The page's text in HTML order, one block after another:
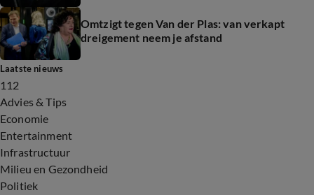
Omtzigt tegen Van der Plas: van verkapt
dreigement neem je afstand
Laatste nieuws
112
Advies & Tips
Economie
Entertainment
Infrastructuur
Milieu en Gezondheid
Politiek